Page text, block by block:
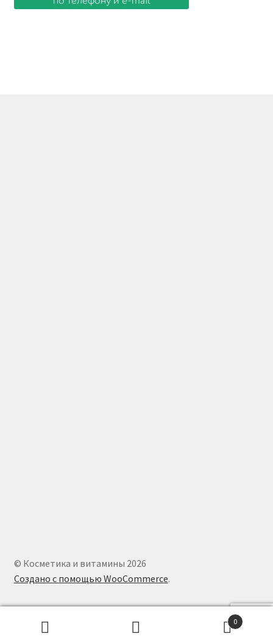
© Косметика и витамины 2026
Создано с помощью WooCommerce.
0